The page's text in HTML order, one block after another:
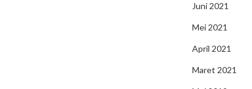
Juni 2021
Mei 2021
April 2021
Maret 2021